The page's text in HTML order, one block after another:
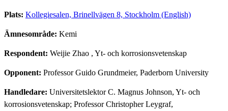
Plats: Kollegiesalen, Brinellvägen 8, Stockholm (English)
Ämnesområde: Kemi
Respondent: Weijie Zhao , Yt- och korrosionsvetenskap
Opponent: Professor Guido Grundmeier, Paderborn University
Handledare: Universitetslektor C. Magnus Johnson, Yt- och
korrosionsvetenskap; Professor Christopher Leygraf,